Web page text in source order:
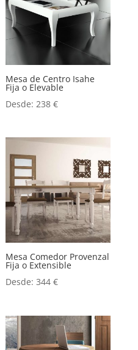
Mesa de Centro Isahe
Fija o Elevable
Desde:238€
Mesa Comedor Provenzal
Fija o Extensible
Desde:344€